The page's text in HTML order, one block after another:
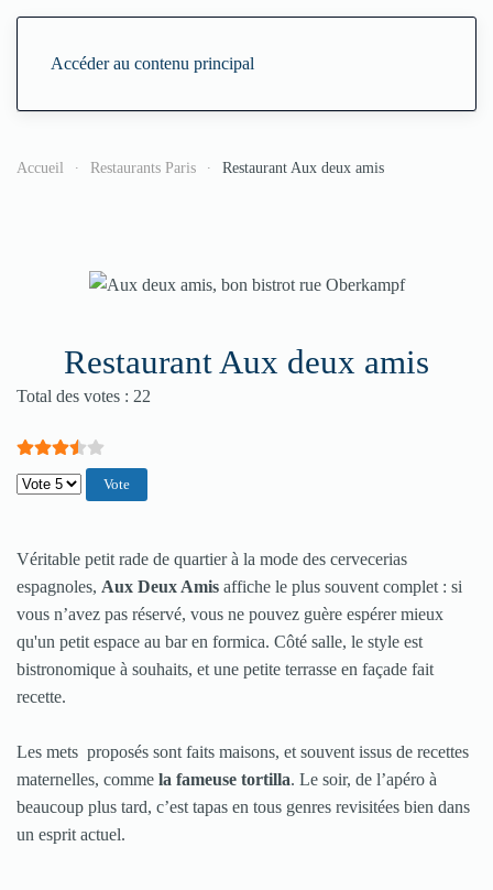
Accéder au contenu principal
Accueil Restaurants Paris Restaurant Aux deux amis
Restaurant Aux deux amis
Vote utilisateur: 3.5
Total des votes : 22
Veuillez voter
Véritable petit rade de quartier à la mode des cervecerias
espagnoles, Aux Deux Amis affiche le plus souvent complet : si
vous n’avez pas réservé, vous ne pouvez guère espérer mieux
qu'un petit espace au bar en formica. Côté salle, le style est
bistronomique à souhaits, et une petite terrasse en façade fait
recette.
Les mets proposés sont faits maisons, et souvent issus de recettes
maternelles, comme la fameuse tortilla. Le soir, de l’apéro à
beaucoup plus tard, c’est tapas en tous genres revisitées bien dans
un esprit actuel.